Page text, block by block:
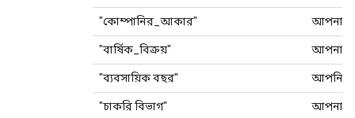
"কোম্পানির_আকার" আপনার
"বার্ষিক_বিক্রয়" আপনার
"ব্যবসায়িক বছর" আপনি
"চাকরি বিভাগ" আপনার